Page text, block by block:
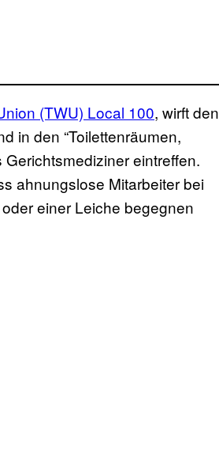
(TWU) Local 100, wirft den
in den “Toilettenräumen,
eintreffen.
ahnungslose Mitarbeiter bei
einer Leiche begegnen